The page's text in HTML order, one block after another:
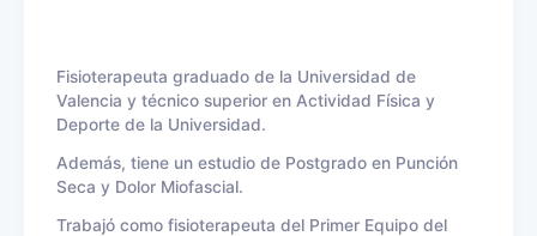
Fisioterapeuta graduado de la Universidad de
Valencia y técnico superior en Actividad Física y
Deporte de la Universidad.
Además, tiene un estudio de Postgrado en Punción
Seca y Dolor Miofascial.
Trabajó como fisioterapeuta del Primer Equipo del